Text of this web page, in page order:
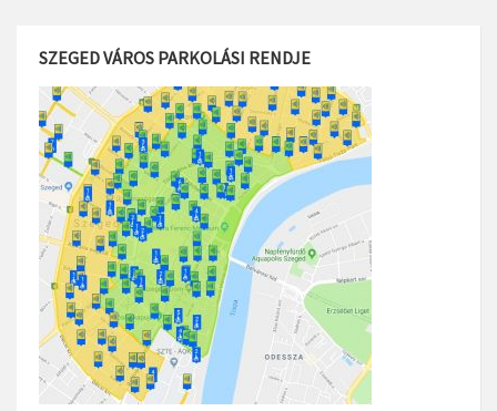
SZEGED VÁROS PARKOLÁSI RENDJE